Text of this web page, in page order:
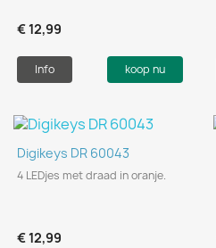
€ 12,99
Info koop nu
Digikeys DR 60043
4 LEDjes met draad in oranje.
€ 12,99